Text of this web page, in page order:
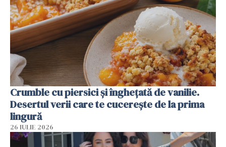
Crumble cu piersici și înghețată de vanilie.
Desertul verii care te cucerește de la prima
lingură
26 IULIE 2026